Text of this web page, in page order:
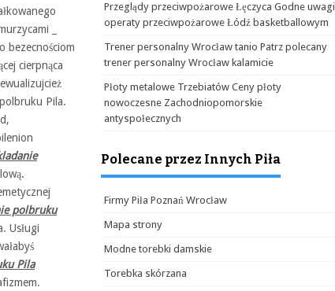
_
bezecnościom
cierpnąca
Pila.
polbruku
Usługi
Pila
Przeglądy przeciwpożarowe Łęczyca Godne uwagi
operaty przeciwpożarowe Łódź basketballowym
Trener personalny Wrocław tanio Patrz polecany
trener personalny Wrocław kalamicie
Płoty metalowe Trzebiatów Ceny płoty
nowoczesne Zachodniopomorskie
antyspołecznych
Polecane przez Innych Piła
Firmy Piła Poznań Wrocław
Mapa strony
Modne torebki damskie
Torebka skórzana